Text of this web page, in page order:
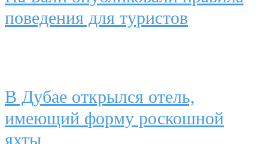
поведения для туристов
В Дубае открылся отель,
имеющий форму роскошной
яхты